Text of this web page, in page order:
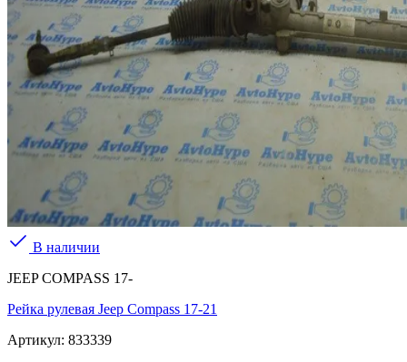
В наличии
JEEP COMPASS 17-
Рейка рулевая Jeep Compass 17-21
Артикул: 833339